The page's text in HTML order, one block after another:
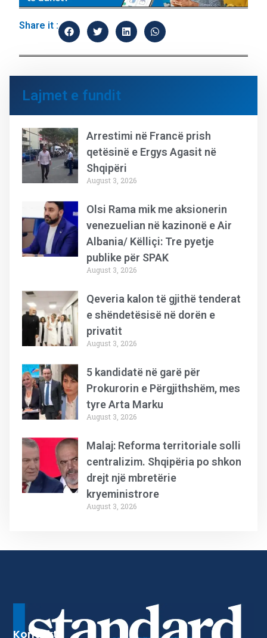
Share it :
Lajmet e fundit
Arrestimi në Francë prish
qetësinë e Ergys Agasit në
Shqipëri
August 3, 2026
Olsi Rama mik me aksionerin
venezuelian në kazinonë e Air
Albania/ Këlliçi: Tre pyetje
publike për SPAK
August 3, 2026
Qeveria kalon të gjithë tenderat
e shëndetësisë në dorën e
privatit
August 3, 2026
5 kandidatë në garë për
Prokurorin e Përgjithshëm, mes
tyre Arta Marku
August 3, 2026
Malaj: Reforma territoriale solli
centralizim. Shqipëria po shkon
drejt një mbretërie
kryeministrore
August 3, 2026
Kontakt